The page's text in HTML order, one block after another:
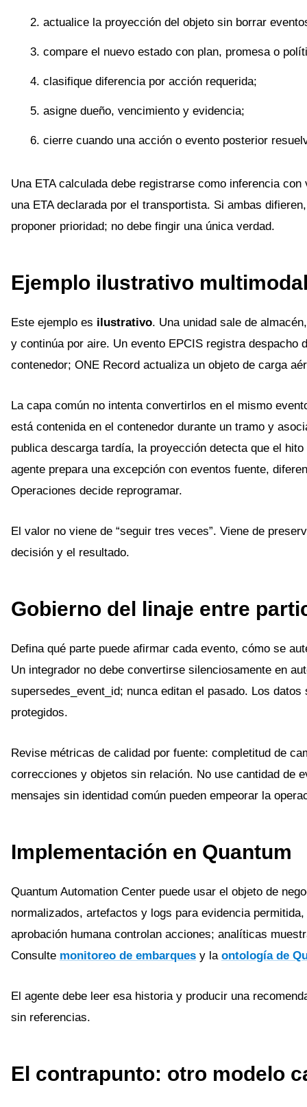
actualice la proyección del objeto sin borrar
compare el nuevo estado con plan, promesa o
clasifique diferencia por acción requerida;
asigne dueño, vencimiento y evidencia;
cierre cuando una acción o evento posterior
Una ETA calculada debe registrarse como inferencia
una ETA declarada por el transportista. Si ambas
proponer prioridad; no debe fingir una única verdad.
Ejemplo ilustrativo
Este ejemplo es ilustrativo. Una unidad sale de
y continúa por aire. Un evento EPCIS registra despacho
contenedor; ONE Record actualiza un objeto de carga
La capa común no intenta convertirlos en el mismo
está contenida en el contenedor durante un tramo y
publica descarga tardía, la proyección detecta que el
agente prepara una excepción con eventos fuente,
Operaciones decide reprogramar.
El valor no viene de “seguir tres veces”. Viene de
decisión y el resultado.
Gobierno del linaje entre
Defina qué parte puede afirmar cada evento, cómo se
Un integrador no debe convertirse silenciosamente en
supersedes_event_id; nunca editan el pasado. Los
protegidos.
Revise métricas de calidad por fuente: completitud de
correcciones y objetos sin relación. No use cantidad de
mensajes sin identidad común pueden empeorar la
Implementación en Quantum
Quantum Automation Center puede usar el objeto de
normalizados, artefactos y logs para evidencia
aprobación humana controlan acciones; analíticas
Consulte monitoreo de embarques y la ontología de
El agente debe leer esa historia y producir una
sin referencias.
El contrapunto: otro modelo